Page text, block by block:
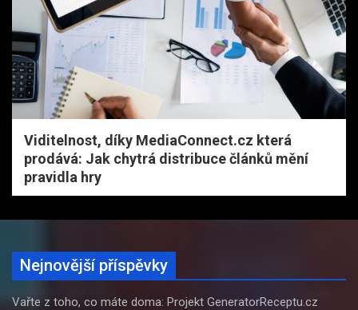
Viditelnost, díky MediaConnect.cz která
prodává: Jak chytrá distribuce článků mění
pravidla hry
Nejnovější příspěvky
Vařte z toho, co máte doma: Projekt GeneratorReceptu.cz